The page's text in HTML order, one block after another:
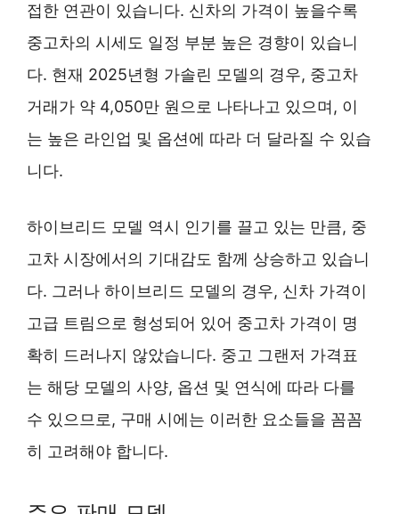
접한 연관이 있습니다. 신차의 가격이 높을수록
중고차의 시세도 일정 부분 높은 경향이 있습니
다. 현재 2025년형 가솔린 모델의 경우, 중고차
거래가 약 4,050만 원으로 나타나고 있으며, 이
는 높은 라인업 및 옵션에 따라 더 달라질 수 있습
니다.
하이브리드 모델 역시 인기를 끌고 있는 만큼, 중
고차 시장에서의 기대감도 함께 상승하고 있습니
다. 그러나 하이브리드 모델의 경우, 신차 가격이
고급 트림으로 형성되어 있어 중고차 가격이 명
확히 드러나지 않았습니다. 중고 그랜저 가격표
는 해당 모델의 사양, 옵션 및 연식에 따라 다를
수 있으므로, 구매 시에는 이러한 요소들을 꼼꼼
히 고려해야 합니다.